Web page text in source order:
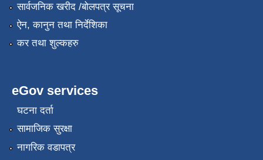
सार्वजनिक खरीद /बोलपत्र सूचना
ऐन, कानुन तथा निर्देशिका
कर तथा शुल्कहरु
eGov services
घटना दर्ता
सामाजिक सुरक्षा
नागरिक वडापत्र